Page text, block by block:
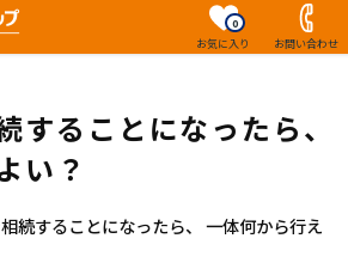
お気に入り
0
お問い合わせ
することになったら、
い？
続することになったら、
一体何から行え